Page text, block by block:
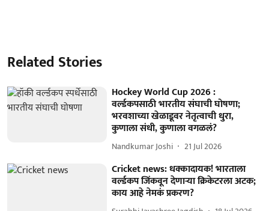
Related Stories
Hockey World Cup 2026 :
वर्ल्डकपसाठी भारतीय संघाची घोषणा;
भरवशाच्या खेळाडूवर नेतृत्वाची धुरा,
कुणाला संधी, कुणाला वगळलं?
Nandkumar Joshi 21 Jul 2026
Cricket news: धक्कादायक! भारताला
वर्ल्डकप जिंकवून देणाऱ्या क्रिकेटरला अटक;
काय आहे नेमकं प्रकरण?